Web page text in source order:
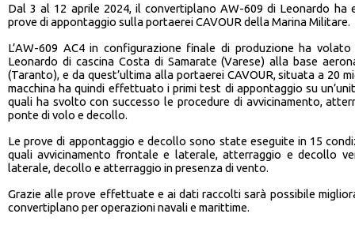
Dal 3 al 12 aprile 2024, il convertiplano AW-609 di Leonardo
prove di appontaggio sulla portaerei CAVOUR della Marina Militare.
L’AW-609 AC4 in configurazione finale di produzione ha
Leonardo di cascina Costa di Samarate (Varese) alla base
(Taranto), e da quest’ultima alla portaerei CAVOUR, situata a 20
macchina ha quindi effettuato i primi test di appontaggio su
quali ha svolto con successo le procedure di avvicinamento,
ponte di volo e decollo.
Le prove di appontaggio e decollo sono state eseguite in 15
quali avvicinamento frontale e laterale, atterraggio e decollo
laterale, decollo e atterraggio in presenza di vento.
Grazie alle prove effettuate e ai dati raccolti sarà possibile
convertiplano per operazioni navali e marittime.